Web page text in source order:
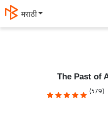
मराठी
The Past of
(579)